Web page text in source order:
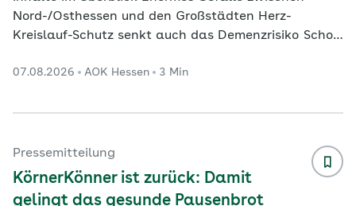
Nord-/Osthessen und den Großstädten Herz-
Kreislauf-Schutz senkt auch das Demenzrisiko Schon
Neueste Auswertungen der AOK Hessen und des
ein zweischneidiges Bild für Hessen: Während die
ist, droht bei den Demenzfällen bis zum Jahr 2060
ohne Gegenmaßnahmen ein Anstieg um 72 Prozent.
07.08.2026 AOK Hessen 3 Min
Pressemitteilung
KörnerKönner ist zurück: Damit
gelingt das gesunde Pausenbrot